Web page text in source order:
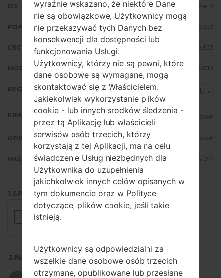
OS Android Pie 9
PDA/AP WERSJA A105FDDU3ASJ3
CSC WERSJA A105FOXM3ASJ3
MODEM/CP WERSJA A105FXXU3ASJ2
REGION CAU
KRAJ Unknown
OPIS Unknown
HASH e67b30f230af67c1048c74eb98a4f2f1
1.SPRAWDŹ RECAPTCHA
2.NACIŚNIJ, ABY POBRAĆ
wyraźnie wskazano, że niektóre Dane
nie są obowiązkowe, Użytkownicy mogą
nie przekazywać tych Danych bez
konsekwencji dla dostępności lub
funkcjonowania Usługi.
Użytkownicy, którzy nie są pewni, które
dane osobowe są wymagane, mogą
skontaktować się z Właścicielem.
Jakiekolwiek wykorzystanie plików
cookie - lub innych środków śledzenia -
przez tą Aplikację lub właścicieli
serwisów osób trzecich, którzy
korzystają z tej Aplikacji, ma na celu
świadczenie Usług niezbędnych dla
Użytkownika do uzupełnienia
jakichkolwiek innych celów opisanych w
tym dokumencie oraz w Polityce
dotyczącej plików cookie, jeśli takie
istnieją.
Użytkownicy są odpowiedzialni za
wszelkie dane osobowe osób trzecich
otrzymane, opublikowane lub przesłane